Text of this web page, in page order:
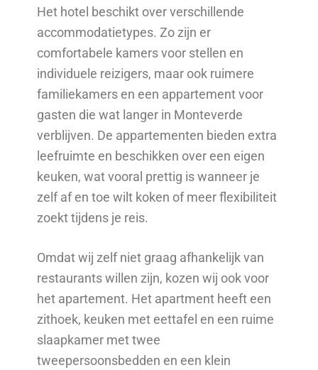
Het hotel beschikt over verschillende
accommodatietypes. Zo zijn er
comfortabele kamers voor stellen en
individuele reizigers, maar ook ruimere
familiekamers en een appartement voor
gasten die wat langer in Monteverde
verblijven. De appartementen bieden extra
leefruimte en beschikken over een eigen
keuken, wat vooral prettig is wanneer je
zelf af en toe wilt koken of meer flexibiliteit
zoekt tijdens je reis.
Omdat wij zelf niet graag afhankelijk van
restaurants willen zijn, kozen wij ook voor
het apartement. Het apartment heeft een
zithoek, keuken met eettafel en een ruime
slaapkamer met twee
tweepersoonsbedden en een klein